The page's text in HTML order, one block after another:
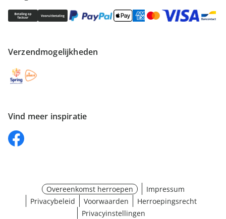
Verzendmogelijkheden
Vind meer inspiratie
Overeenkomst herroepen
Impressum
Privacybeleid
Voorwaarden
Herroepingsrecht
Privacyinstellingen